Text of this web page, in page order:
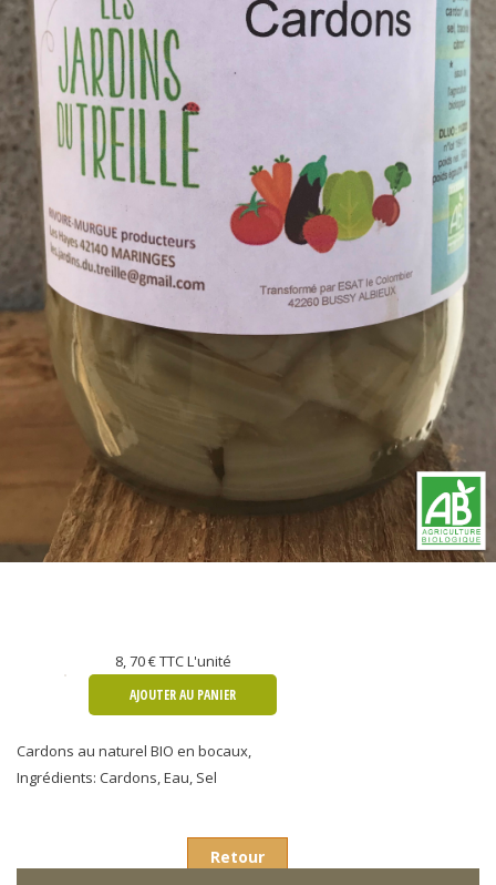
8, 70 €TTC L'unité
AJOUTER AU PANIER
Cardons au naturel BIO en bocaux,
Ingrédients: Cardons, Eau, Sel
Retour